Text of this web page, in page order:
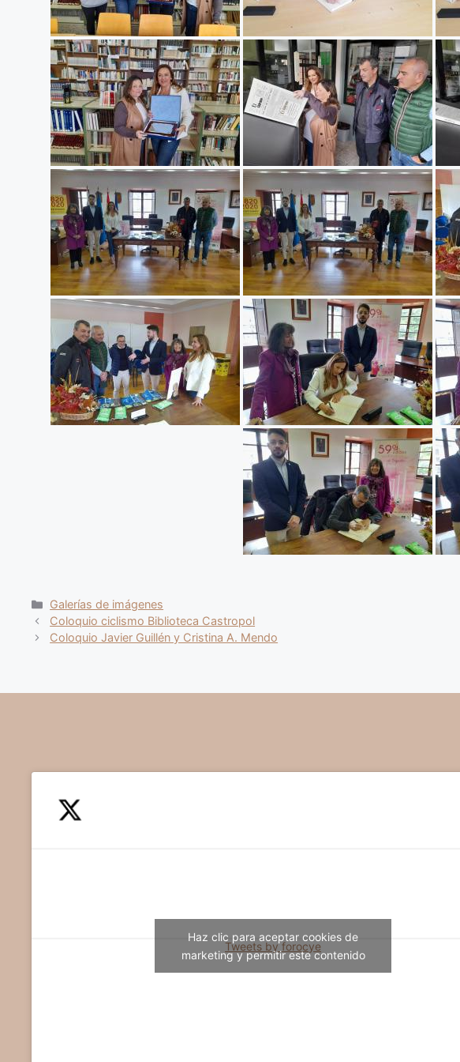
Categorías
Galerías de imágenes
Coloquio ciclismo Biblioteca Castropol
Coloquio Javier Guillén y Cristina A. Mendo
Tweets by forocye
Haz clic para aceptar cookies de
marketing y permitir este contenido